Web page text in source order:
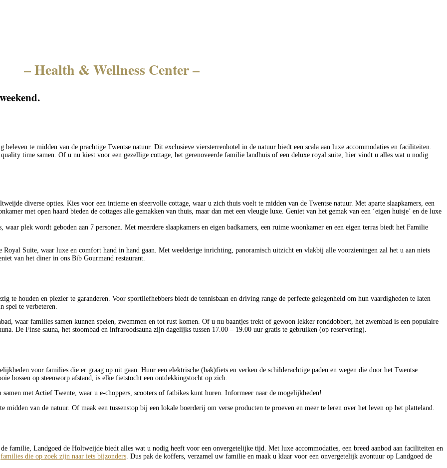
– Health & Wellness Center –
te midden van de prachtige Twentse natuur. Dit exclusieve viersterrenhotel in de natuur biedt een scala aan luxe accommodaties en faciliteiten.
time samen. Of u nu kiest voor een gezellige cottage, het gerenoveerde familie landhuis of een deluxe royal suite, hier vindt u alles wat u nodig
diverse opties. Kies voor een intieme en sfeervolle cottage, waar u zich thuis voelt te midden van de Twentse natuur. Met aparte slaapkamers, een
met open haard bieden de cottages alle gemakken van thuis, maar dan met een vleugje luxe. Geniet van het gemak van een ‘eigen huisje’ en de luxe
plek wordt geboden aan 7 personen. Met meerdere slaapkamers en eigen badkamers, een ruime woonkamer en een eigen terras biedt het Familie
Suite, waar luxe en comfort hand in hand gaan. Met weelderige inrichting, panoramisch uitzicht en vlakbij alle voorzieningen zal het u aan niets
van het diner in ons Bib Gourmand restaurant.
te houden en plezier te garanderen. Voor sportliefhebbers biedt de tennisbaan en driving range de perfecte gelegenheid om hun vaardigheden te laten
spel te verbeteren.
waar families samen kunnen spelen, zwemmen en tot rust komen. Of u nu baantjes trekt of gewoon lekker ronddobbert, het zwembad is een populaire
De Finse sauna, het stoombad en infraroodsauna zijn dagelijks tussen 17.00 – 19.00 uur gratis te gebruiken (op reservering).
voor families die er graag op uit gaan. Huur een elektrische (bak)fiets en verken de schilderachtige paden en wegen die door het Twentse
bossen op steenworp afstand, is elke fietstocht een ontdekkingstocht op zich.
met Actief Twente, waar u e-choppers, scooters of fatbikes kunt huren. Informeer naar de mogelijkheden!
van de natuur. Of maak een tussenstop bij een lokale boerderij om verse producten te proeven en meer te leren over het leven op het platteland.
familie, Landgoed de Holtweijde biedt alles wat u nodig heeft voor een onvergetelijke tijd. Met luxe accommodaties, een breed aanbod aan faciliteiten en
families die op zoek zijn naar iets bijzonders . Dus pak de koffers, verzamel uw familie en maak u klaar voor een onvergetelijk avontuur op Landgoed de